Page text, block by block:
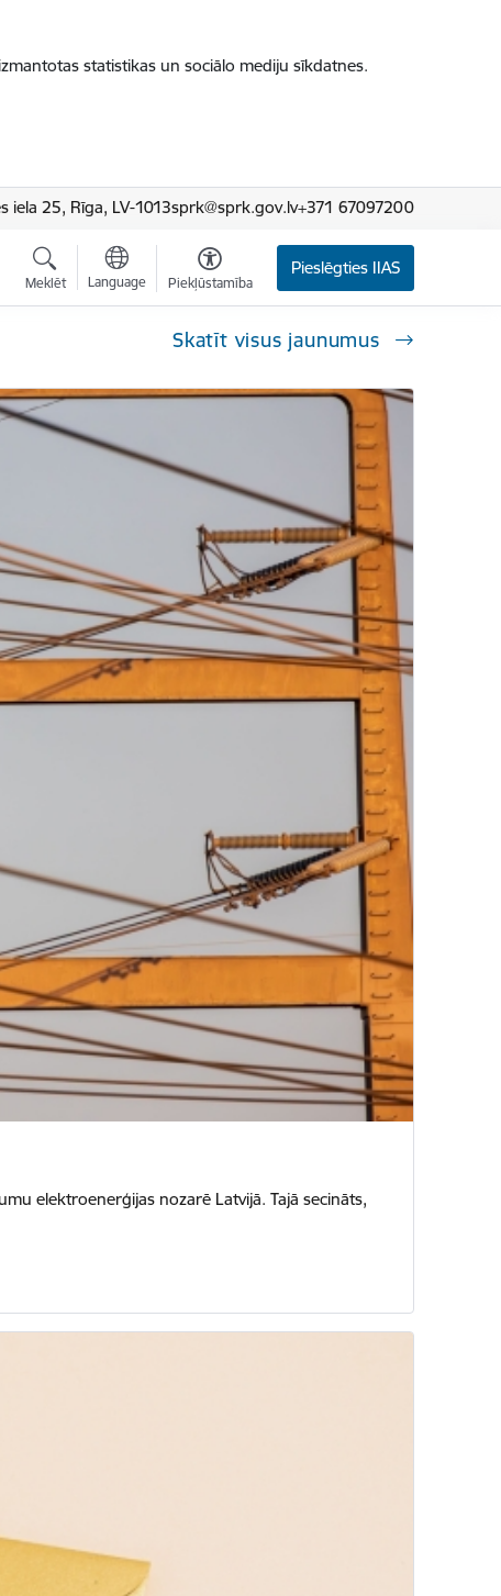
statistikas un sociālo mediju sīkdatnes.
iela 25, Rīga, LV-1013sprk@sprk.gov.lv+371 67097200
Meklēt Language Piekļūstamība
Pieslēgties IIAS
Skatīt visus jaunumus
elektroenerģijas nozarē Latvijā. Tajā secināts,